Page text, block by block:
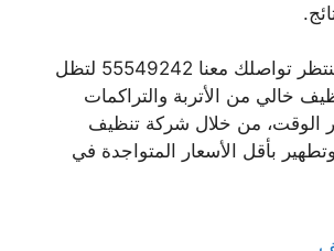
وخدمات عديدة تنتظر تواصلك معنا 55549242 لتظل
خالي من الأتربة والتراكمات
الوقت، من خلال شركة تنظيف
بأقل الأسعار المتواجدة في